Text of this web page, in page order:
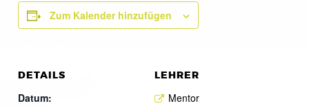
Zum Kalender hinzufügen
DETAILS
Datum:
LEHRER
Mentor